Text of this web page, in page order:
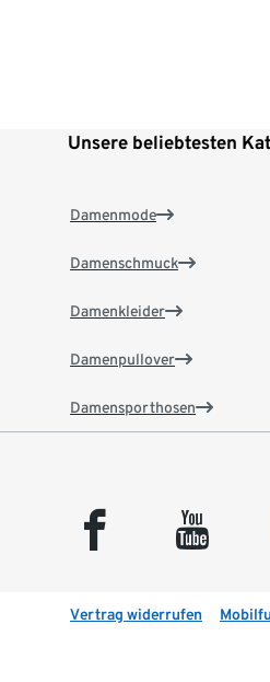
Unsere beliebtesten
Damenmode
Damenschmuck
Damenkleider
Damenpullover
Damensporthosen
facebook youtube
Vertrag widerrufen